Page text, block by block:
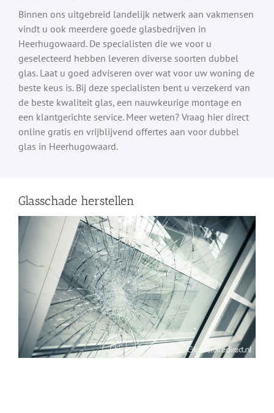
Binnen ons uitgebreid landelijk netwerk aan vakmensen
vindt u ook meerdere goede glasbedrijven in
Heerhugowaard. De specialisten die we voor u
geselecteerd hebben leveren diverse soorten dubbel
glas. Laat u goed adviseren over wat voor uw woning de
beste keus is. Bij deze specialisten bent u verzekerd van
de beste kwaliteit glas, een nauwkeurige montage en
een klantgerichte service. Meer weten? Vraag hier direct
online gratis en vrijblijvend offertes aan voor dubbel
glas in Heerhugowaard.
Glasschade herstellen